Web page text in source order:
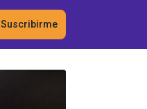
Suscribirme